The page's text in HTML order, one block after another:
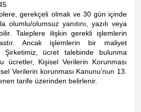
gerekçeli olmak ve 30 gün içinde
olumlu/olumsuz yanıtını, yazılı veya
Taleplere ilişkin gerekli işlemlerin
Ancak işlemlerin bir maliyet
Şirketimiz, ücret talebinde bulunma
ücretler, Kişisel Verilerin Korunması
Verilerin korunması Kanunu’nun 13.
tarife üzerinden belirlenir.